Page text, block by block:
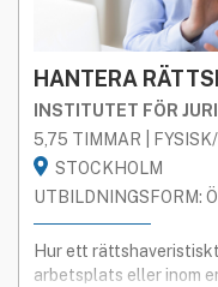
HANTERA
INSTITUTET FÖR
5,75 TIMMAR |
STOCKHOLM
UTBILDNINGSFORM:
Hur ett
arbetsplats eller inom